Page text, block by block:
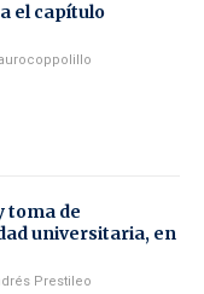
el capítulo
toma de
universitaria, en
Prestileo